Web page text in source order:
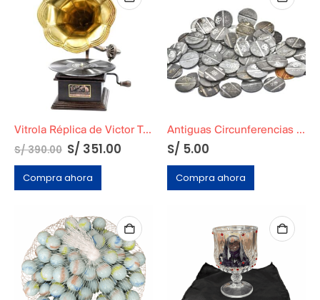
Vitrola Réplica de Victor Talking Machine
S/390.00 S/ 351.00
Compra ahora
Antiguas Circunferencias Metálicas Originales Rin
S/ 5.00
Compra ahora